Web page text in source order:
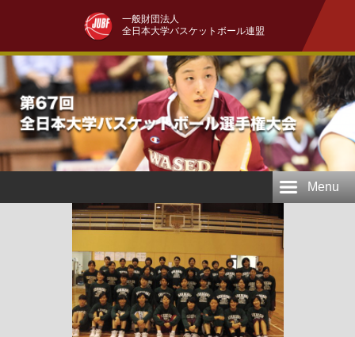
一般財団法人
全日本大学バスケットボール連盟
Menu